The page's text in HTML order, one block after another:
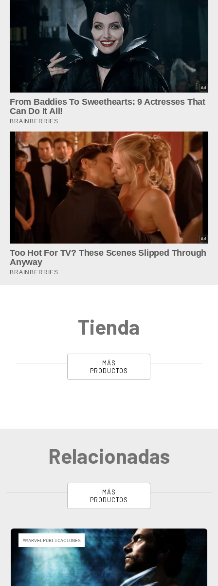
Tienda
MÁS
PRODUCTOS
Relacionadas
MÁS
PRODUCTOS
#MARVELPUBLICACIONES